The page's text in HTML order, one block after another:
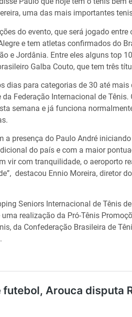
uma das mais importantes
do evento, que será jogado
e tem atletas confirmados do
e Jordânia. Entre eles alguns top
Galba Couto, que tem três
dias para categorias de 30 até mais
Federação Internacional de
semana e já funciona
a presença do Paulo André
do país e com a maior
vir com tranquilidade, o aeroporto
destacou Ennio Moreira, diretor
Seniors Internacional de Tênis
realização da Pró-Tênis
da Confederação Brasileira de